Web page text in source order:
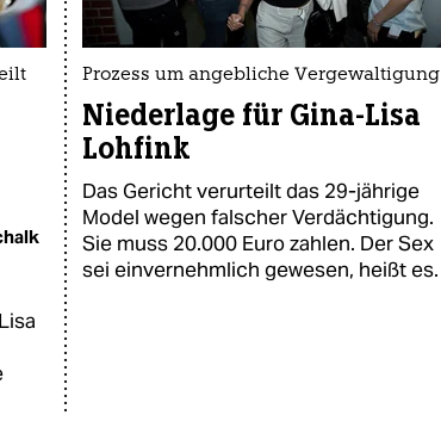
Prozess um angebliche Vergewaltigung
Niederlage für Gina-Lisa
Lohfink
Das Gericht verurteilt das 29-jährige
Model wegen falscher Verdächtigung.
Sie muss 20.000 Euro zahlen. Der Sex
sei einvernehmlich gewesen, heißt es.